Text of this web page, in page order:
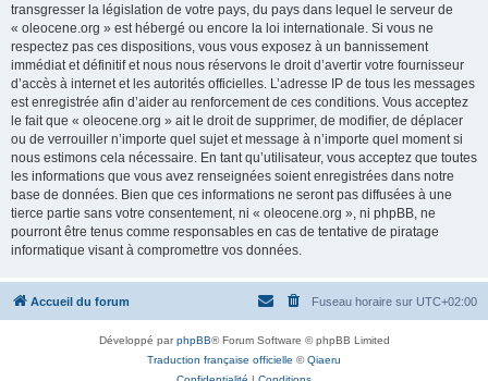
transgresser la législation de votre pays, du pays dans lequel le serveur de
« oleocene.org » est hébergé ou encore la loi internationale. Si vous ne
respectez pas ces dispositions, vous vous exposez à un bannissement
immédiat et définitif et nous nous réservons le droit d’avertir votre fournisseur
d’accès à internet et les autorités officielles. L’adresse IP de tous les messages
est enregistrée afin d’aider au renforcement de ces conditions. Vous acceptez
le fait que « oleocene.org » ait le droit de supprimer, de modifier, de déplacer
ou de verrouiller n’importe quel sujet et message à n’importe quel moment si
nous estimons cela nécessaire. En tant qu’utilisateur, vous acceptez que toutes
les informations que vous avez renseignées soient enregistrées dans notre
base de données. Bien que ces informations ne seront pas diffusées à une
tierce partie sans votre consentement, ni « oleocene.org », ni phpBB, ne
pourront être tenus comme responsables en cas de tentative de piratage
informatique visant à compromettre vos données.
Accueil du forum Fuseau horaire sur UTC+02:00
Développé parphpBB® Forum Software © phpBB Limited
Traduction française officielle ©Qiaeru